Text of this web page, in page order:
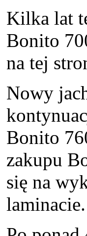
Kilka lat
Bonito
na tej
Nowy
Bonito
zakupu
się na
laminacie.